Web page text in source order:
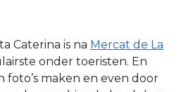
Caterina is na Mercat de La
onder toeristen. En
maken en even door